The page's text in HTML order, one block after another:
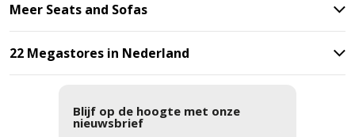
Meer Seats and Sofas
22 Megastores in Nederland
Blijf op de hoogte met onze
nieuwsbrief